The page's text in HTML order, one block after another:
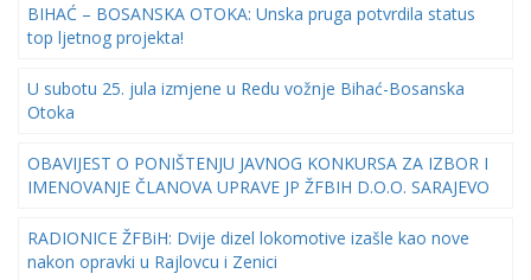
BIHAĆ – BOSANSKA OTOKA: Unska pruga potvrdila status
top ljetnog projekta!
U subotu 25. jula izmjene u Redu vožnje Bihać-Bosanska
Otoka
OBAVIJEST O PONIŠTENJU JAVNOG KONKURSA ZA IZBOR I
IMENOVANJE ČLANOVA UPRAVE JP ŽFBIH D.O.O. SARAJEVO
RADIONICE ŽFBiH: Dvije dizel lokomotive izašle kao nove
nakon opravki u Rajlovcu i Zenici